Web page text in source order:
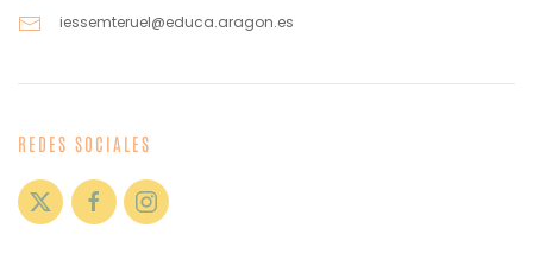
iessemteruel@educa.aragon.es
REDES SOCIALES